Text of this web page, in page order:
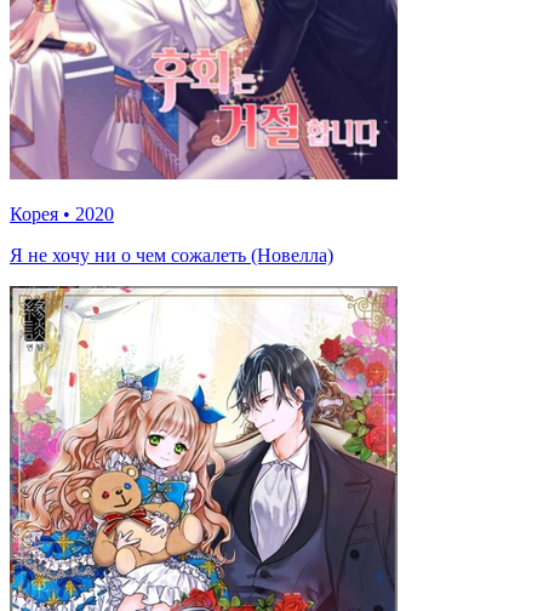
Корея • 2020
Я не хочу ни о чем сожалеть (Новелла)